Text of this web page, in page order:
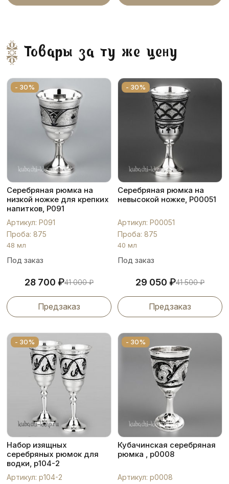
Товары за ту же цену
- 30%
Серебряная рюмка на
низкой ножке для крепких
напитков, Р091
Артикул: Р091
Проба: 875
48 мл
Под заказ
28 700 ₽41 000₽
Предзаказ
- 30%
Серебряная рюмка на
невысокой ножке, Р00051
Артикул: Р00051
Проба: 875
40 мл
Под заказ
29 050 ₽41 500₽
Предзаказ
- 30%
Набор изящных
серебряных рюмок для
водки, р104-2
Артикул: р104-2
- 30%
Кубачинская серебряная
рюмка , р0008
Артикул: р0008